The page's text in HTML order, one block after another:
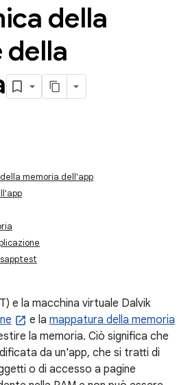
della
memoria dell'app
e la macchina virtuale Dalvik
e la mappatura della memoria
la memoria. Ciò significa che
da un'app, che si tratti di
o di accesso a pagine